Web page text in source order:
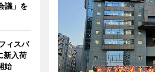
議」を
ィスバ
新入荷
始